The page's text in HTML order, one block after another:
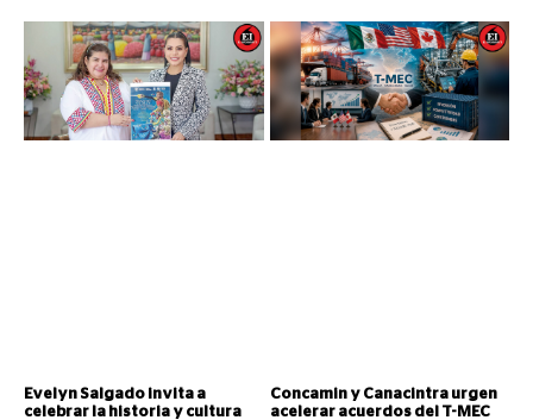
Evelyn Salgado invita a
celebrar la historia y cultura
Concamin y Canacintra urgen
acelerar acuerdos del T-MEC